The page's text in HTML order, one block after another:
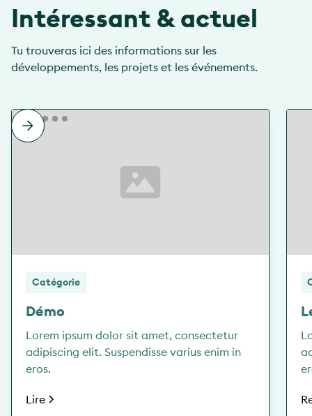
Intéressant & actuel
Tu trouveras ici des informations sur les
développements, les projets et les événements.
Catégorie
Démo
Lorem ipsum dolor sit amet, consectetur
adipiscing elit. Suspendisse varius enim in
eros.
Lire